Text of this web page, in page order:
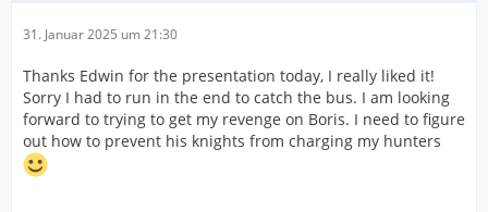
31. Januar 2025 um 21:30
Thanks Edwin for the presentation today, I really liked it!
Sorry I had to run in the end to catch the bus. I am looking
forward to trying to get my revenge on Boris. I need to figure
out how to prevent his knights from charging my hunters